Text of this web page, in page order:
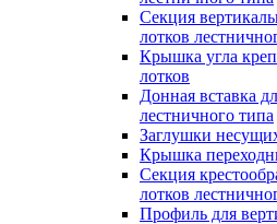
Секция
лотков
Крышка угла
лотков
Донная вставка
лестничного типа
Заглушки
Крышка
Секция
лотков
Профиль для